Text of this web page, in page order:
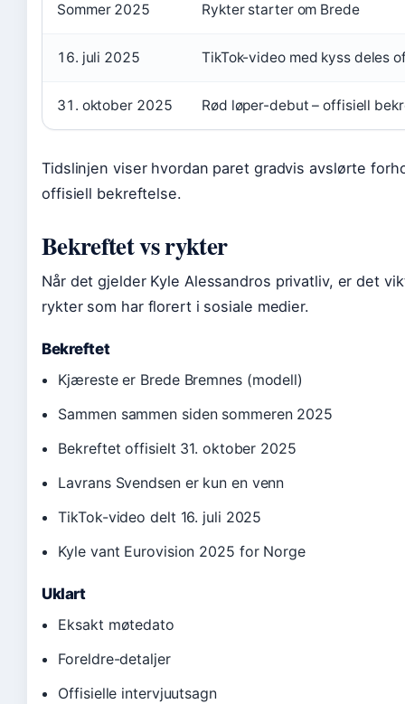
Sommer 2025 Rykter starter om Brede
16. juli 2025 TikTok-video med kyss deles
31. oktober 2025 Rød løper-debut – offisiell
Tidslinjen viser hvordan paret gradvis avslørte
offisiell bekreftelse.
Bekreftet vs rykter
Når det gjelder Kyle Alessandros privatliv, er det
rykter som har florert i sosiale medier.
Bekreftet
Kjæreste er Brede Bremnes (modell)
Sammen sammen siden sommeren 2025
Bekreftet offisielt 31. oktober 2025
Lavrans Svendsen er kun en venn
TikTok-video delt 16. juli 2025
Kyle vant Eurovision 2025 for Norge
Uklart
Eksakt møtedato
Foreldre-detaljer
Offisielle intervjuutsagn